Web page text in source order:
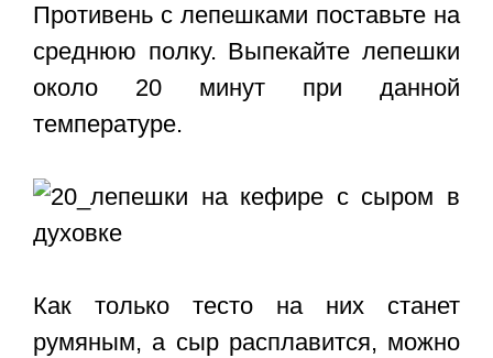
Противень с лепешками поставьте на
среднюю полку. Выпекайте лепешки
около 20 минут при данной
температуре.
Как только тесто на них станет
румяным, а сыр расплавится, можно